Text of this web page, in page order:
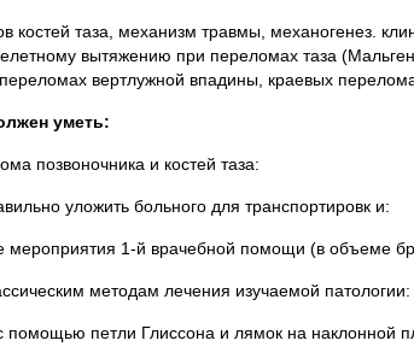
таза, механизм травмы, механогенез.
вытяжению при переломах таза
вертлужной впадины, краевых
уметь:
позвоночника и костей таза:
уложить больного для транспортировк и:
мероприятия 1-й врачебной помощи (в объеме
методам лечения изучаемой патологии:
петли Глиссона и лямок на наклонной